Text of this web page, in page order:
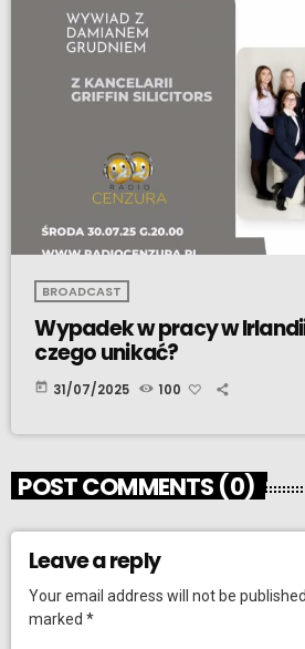
BROADCAST
Wypadek w pracy w
czego unikać?
today 31/07/2025 100
POST COMMENTS (0)
Leave a reply
Your email address will not be
marked *